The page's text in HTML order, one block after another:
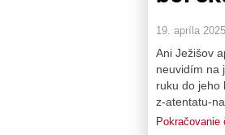
19. apríla
Ani Ježišov
neuvidím na
ruku do jeho
z-atentatu-
Pokračovanie